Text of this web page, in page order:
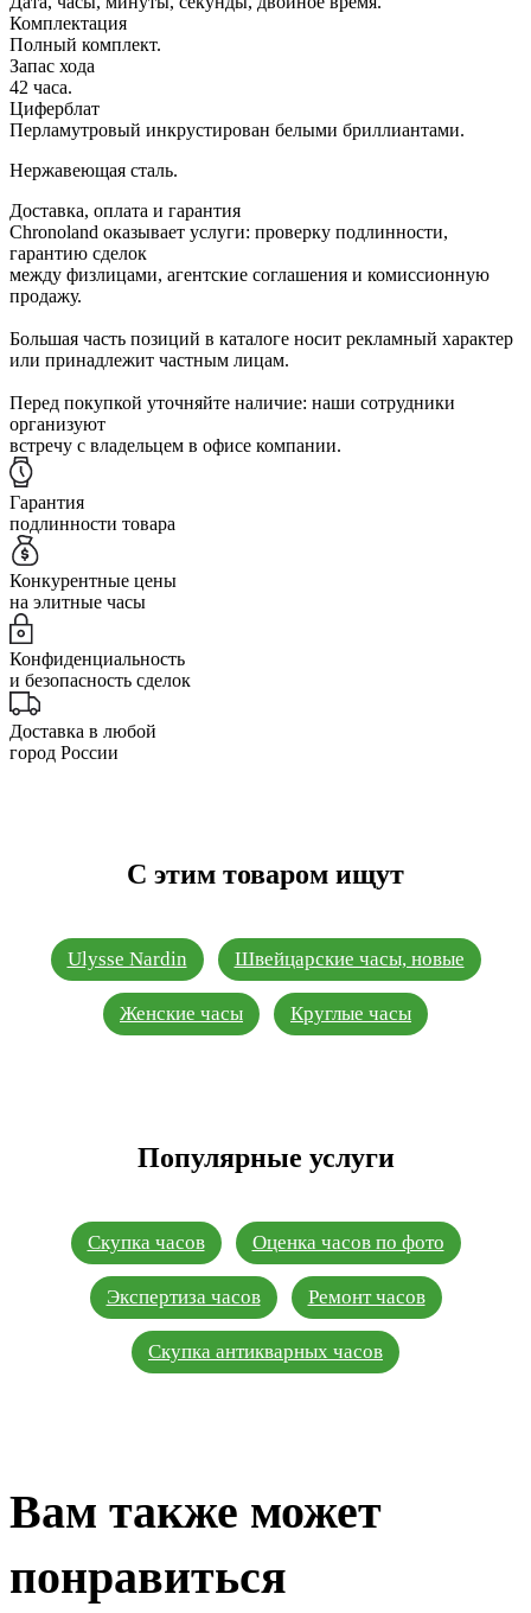
Комплектация
Полный комплект.
Запас хода
42 часа.
Циферблат
Перламутровый инкрустирован белыми бриллиантами.
Нержавеющая сталь.
Доставка, оплата и гарантия
Chronoland оказывает услуги: проверку подлинности,
гарантию сделок
между физлицами, агентские соглашения и комиссионную
продажу.
Большая часть позиций в каталоге носит рекламный характер
или принадлежит частным лицам.
Перед покупкой уточняйте наличие: наши сотрудники
организуют
встречу с владельцем в офисе компании.
Гарантия
подлинности товара
Конкурентные цены
на элитные часы
Конфиденциальность
и безопасность сделок
Доставка в любой
город России
С этим товаром ищут
Ulysse Nardin Швейцарские часы, новые
Женские часы Круглые часы
Популярные услуги
Скупка часов Оценка часов по фото
Экспертиза часов Ремонт часов
Скупка антикварных часов
Вам также может
понравиться